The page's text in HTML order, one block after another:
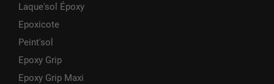
Laque'sol Époxy
Epoxicote
Peint'sol
Epoxy Grip
Epoxy Grip Maxi